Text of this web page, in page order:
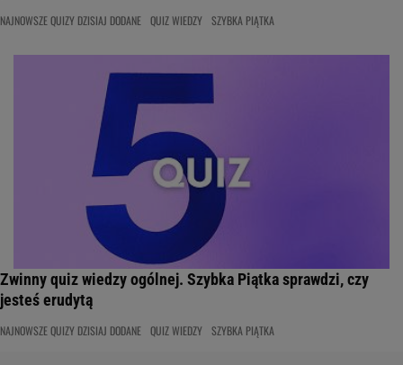
NAJNOWSZE QUIZY DZISIAJ DODANE QUIZ WIEDZY SZYBKA PIĄTKA
Zwinny quiz wiedzy ogólnej. Szybka Piątka sprawdzi, czy
jesteś erudytą
NAJNOWSZE QUIZY DZISIAJ DODANE QUIZ WIEDZY SZYBKA PIĄTKA